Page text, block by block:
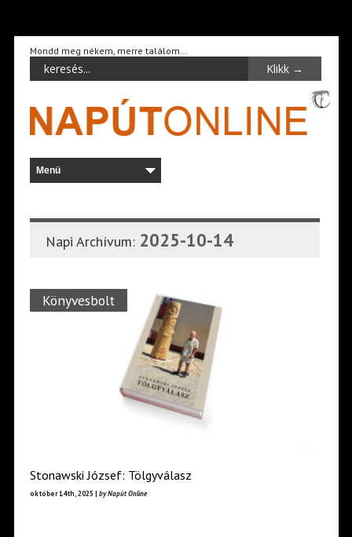
Mondd meg nékem, merre találom…
Napi Archívum: 2025-10-14
Könyvesbolt
Stonawski József: Tölgyválasz
október 14th, 2025 | by Napút Online